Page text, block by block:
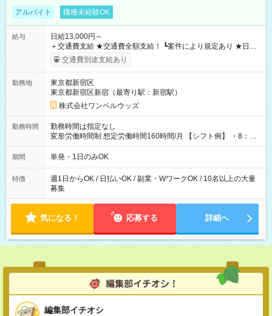
アルバイト 職種未経験OK
給与
日給13,000円～
＋交通費支給 ★交通費全額支給！ ┗案件により規定あり ★日払
いOK！（規定あり） ┗働いたその日に現金GET♪ お仕事後はコ
ンビニATMから 日払い分を引き落とせます！ 【試用期間】試
交通費別途支給あり
勤務地
東京都新宿区
東京都新宿区新宿（最寄り駅：新宿駅）
株式会社ワンベルウッズ
勤務時間
勤務時間は指定なし
変形労働時間制 想定労働時間160時間/月 【シフト例】 ・8：00
～21：00
期間 単発・1日のみOK
特徴
週1日からOK / 日払いOK / 副業・WワークOK / 10名以上の大量
募集
気になる！ 応募する 詳細へ
編集部イチオシ